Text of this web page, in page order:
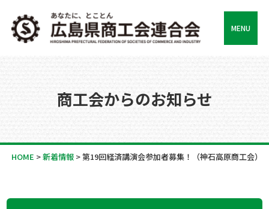
MENU
商工会からのお知らせ
HOME >新着情報>第19回経済講演会参加者募集！（神石高原商工会）